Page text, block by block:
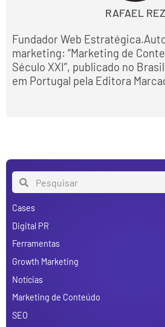
RAFAEL REZ
Fundador Web
marketing: “Marketing de
Século XXI”, publicado no
em Portugal pela Editora
Cases
Digital PR
Ferramentas
Growth Marketing
Notícias
Marketing de Conteúdo
SEO